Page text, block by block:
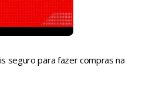
seguro para fazer compras na